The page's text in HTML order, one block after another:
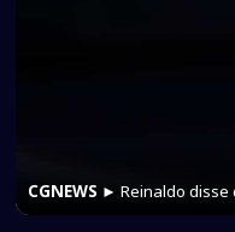
CGNEWS ► Reinaldo disse